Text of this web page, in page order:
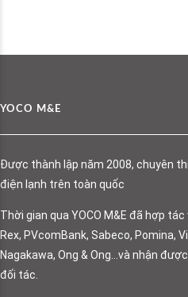
YOCO M&E
Được thành lập năm 2008, chuyên
điện lạnh trên toàn quốc
Thời gian qua YOCO M&E đã hợp
Rex, PVcomBank, Sabeco, Pomina,
Nagakawa, Ong & Ong…và nhận
đối tác.